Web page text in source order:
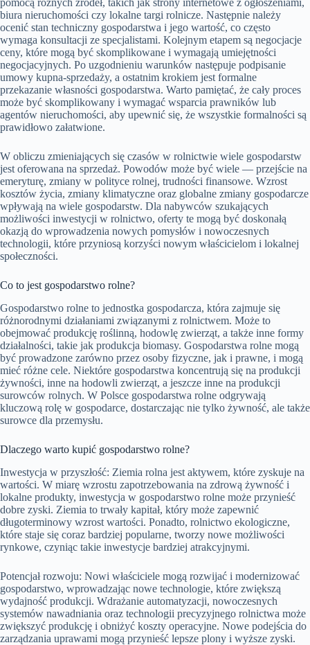
pomocą różnych źródeł, takich jak strony internetowe z ogłoszeniami,
biura nieruchomości czy lokalne targi rolnicze. Następnie należy
ocenić stan techniczny gospodarstwa i jego wartość, co często
wymaga konsultacji ze specjalistami. Kolejnym etapem są negocjacje
ceny, które mogą być skomplikowane i wymagają umiejętności
negocjacyjnych. Po uzgodnieniu warunków następuje podpisanie
umowy kupna-sprzedaży, a ostatnim krokiem jest formalne
przekazanie własności gospodarstwa. Warto pamiętać, że cały proces
może być skomplikowany i wymagać wsparcia prawników lub
agentów nieruchomości, aby upewnić się, że wszystkie formalności są
prawidłowo załatwione.
W obliczu zmieniających się czasów w rolnictwie wiele gospodarstw
jest oferowana na sprzedaż. Powodów może być wiele — przejście na
emeryturę, zmiany w polityce rolnej, trudności finansowe. Wzrost
kosztów życia, zmiany klimatyczne oraz globalne zmiany gospodarcze
wpływają na wiele gospodarstw. Dla nabywców szukających
możliwości inwestycji w rolnictwo, oferty te mogą być doskonałą
okazją do wprowadzenia nowych pomysłów i nowoczesnych
technologii, które przyniosą korzyści nowym właścicielom i lokalnej
społeczności.
Co to jest gospodarstwo rolne?
Gospodarstwo rolne to jednostka gospodarcza, która zajmuje się
różnorodnymi działaniami związanymi z rolnictwem. Może to
obejmować produkcję roślinną, hodowlę zwierząt, a także inne formy
działalności, takie jak produkcja biomasy. Gospodarstwa rolne mogą
być prowadzone zarówno przez osoby fizyczne, jak i prawne, i mogą
mieć różne cele. Niektóre gospodarstwa koncentrują się na produkcji
żywności, inne na hodowli zwierząt, a jeszcze inne na produkcji
surowców rolnych. W Polsce gospodarstwa rolne odgrywają
kluczową rolę w gospodarce, dostarczając nie tylko żywność, ale także
surowce dla przemysłu.
Dlaczego warto kupić gospodarstwo rolne?
Inwestycja w przyszłość: Ziemia rolna jest aktywem, które zyskuje na
wartości. W miarę wzrostu zapotrzebowania na zdrową żywność i
lokalne produkty, inwestycja w gospodarstwo rolne może przynieść
dobre zyski. Ziemia to trwały kapitał, który może zapewnić
długoterminowy wzrost wartości. Ponadto, rolnictwo ekologiczne,
które staje się coraz bardziej popularne, tworzy nowe możliwości
rynkowe, czyniąc takie inwestycje bardziej atrakcyjnymi.
Potencjał rozwoju: Nowi właściciele mogą rozwijać i modernizować
gospodarstwo, wprowadzając nowe technologie, które zwiększą
wydajność produkcji. Wdrażanie automatyzacji, nowoczesnych
systemów nawadniania oraz technologii precyzyjnego rolnictwa może
zwiększyć produkcję i obniżyć koszty operacyjne. Nowe podejścia do
zarządzania uprawami mogą przynieść lepsze plony i wyższe zyski.